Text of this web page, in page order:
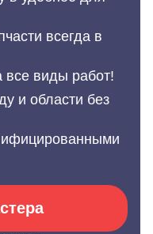
всегда в
все виды работ!
и области без